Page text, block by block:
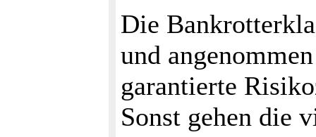
Die
und
garantierte
Sonst gehen die